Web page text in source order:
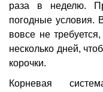
раза в неделю.
погодные условия.
вовсе не
несколько дней,
корочки.
Корневая